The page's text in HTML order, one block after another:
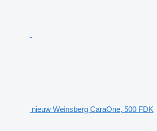
nieuw Weinsberg CaraOne, 500 FDK